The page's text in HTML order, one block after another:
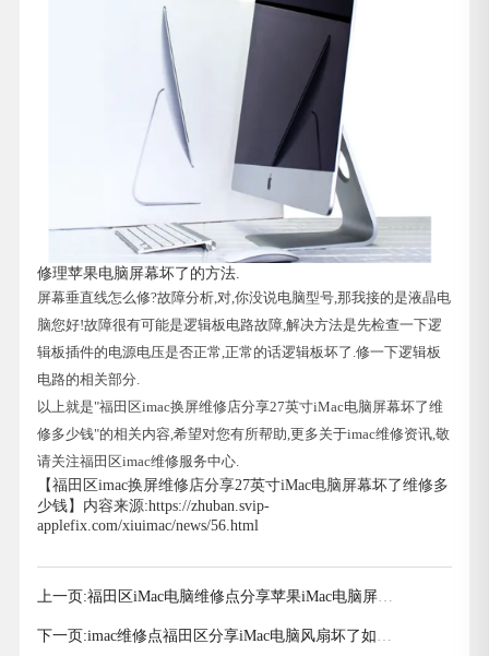
修理苹果电脑屏幕坏了的方法.
屏幕垂直线怎么修?故障分析,对,你没说电脑型号,那我接的是液晶电
脑您好!故障很有可能是逻辑板电路故障,解决方法是先检查一下逻
辑板插件的电源电压是否正常,正常的话逻辑板坏了.修一下逻辑板
电路的相关部分.
以上就是"福田区imac换屏维修店分享27英寸iMac电脑屏幕坏了维
修多少钱"的相关内容,希望对您有所帮助,更多关于imac维修资讯,敬
请关注福田区imac维修服务中心.
【福田区imac换屏维修店分享27英寸iMac电脑屏幕坏了维修多
少钱】内容来源:https://zhuban.svip-
applefix.com/xiuimac/news/56.html
上一页:福田区iMac电脑维修点分享苹果iMac电脑屏幕
下一页:imac维修点福田区分享iMac电脑风扇坏了如何